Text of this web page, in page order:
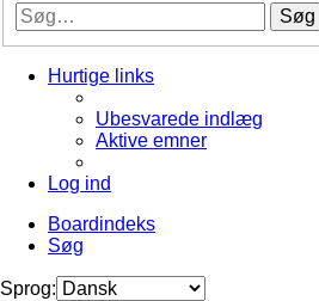
Søg
Hurtige links
Ubesvarede indlæg
Aktive emner
Log ind
Boardindeks
Søg
Sprog: